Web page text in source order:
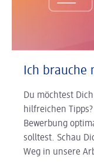
Ich brauche
Du möchtest
hilfreichen
Bewerbung
solltest. Schau
Weg in unsere